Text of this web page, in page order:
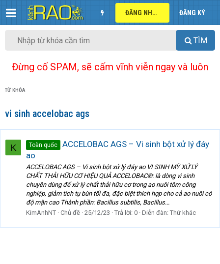
ĐĂNG NHẬP ĐĂNG KÝ
TÌM
Đừng cố SPAM, sẽ cấm vĩnh viễn ngay và luôn
TỪ KHÓA
vi sinh accelobac ags
K Toàn quốc
ACCELOBAC AGS – Vi sinh bột xử lý đáy
ao
ACCELOBAC AGS – Vi sinh bột xử lý đáy ao VI SINH MỸ XỬ LÝ
CHẤT THẢI HỮU CƠ HIỆU QUẢ ACCELOBAC®: là dòng vi sinh
chuyên dùng để xử lý chất thải hữu cơ trong ao nuôi tôm công
nghiệp, giảm tích tụ bùn tối đa, đặc biệt thích hợp cho cả ao nuôi có
độ mặn cao Thành phần: Bacillus subtilis, Bacillus...
KimAnhNT Chủ đề 25/12/23 Trả lời: 0 Diễn đàn: Thứ khác